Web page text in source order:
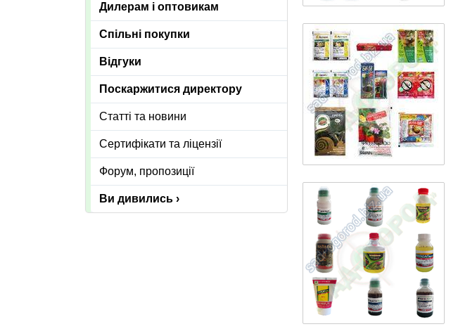
Дилерам і оптовикам
Спільні покупки
Відгуки
Поскаржитися директору
Статті та новини
Сертифікати та ліцензії
Форум, пропозиції
Ви дивились ›